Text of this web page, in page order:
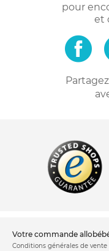
pour
et
votre commande
Conditions générales de vente